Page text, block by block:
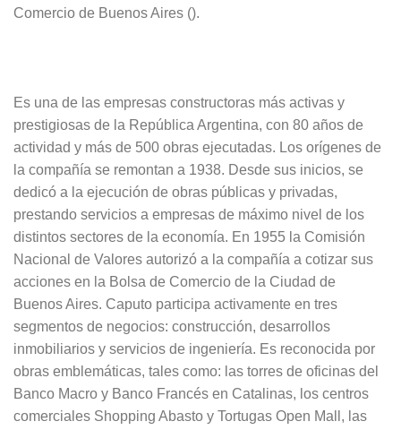
Comercio de Buenos Aires ().
Es una de las empresas constructoras más activas y
prestigiosas de la República Argentina, con 80 años de
actividad y más de 500 obras ejecutadas. Los orígenes de
la compañía se remontan a 1938. Desde sus inicios, se
dedicó a la ejecución de obras públicas y privadas,
prestando servicios a empresas de máximo nivel de los
distintos sectores de la economía. En 1955 la Comisión
Nacional de Valores autorizó a la compañía a cotizar sus
acciones en la Bolsa de Comercio de la Ciudad de
Buenos Aires. Caputo participa activamente en tres
segmentos de negocios: construcción, desarrollos
inmobiliarios y servicios de ingeniería. Es reconocida por
obras emblemáticas, tales como: las torres de oficinas del
Banco Macro y Banco Francés en Catalinas, los centros
comerciales Shopping Abasto y Tortugas Open Mall, las